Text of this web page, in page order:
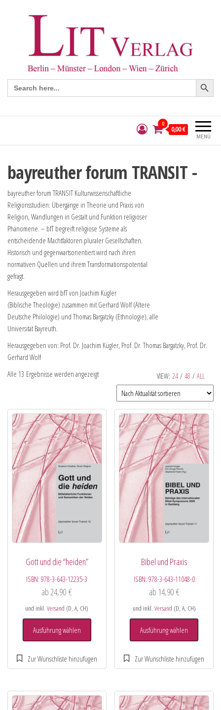
Search
for:
Search Button
MENÜ
0
0,00 €
bayreuther forum TRANSIT -
bayreuther forum TRANSIT Kulturwissenschaftliche
Religionsstudien: Übergänge in Theorie und Praxis von
Religion, Wandlungen in Gestalt und Funktion religiöser
Phänomene. – bfT begreift religiöse Systeme als
entscheidende Machtfaktoren pluraler Gesellschaften.
Historisch und gegenwartsorientiert wird nach ihren
normativen Quellen und ihrem Transformationspotential
gefragt.
Herausgegeben wird bfT von Joachim Kügler
(Biblische Theologie) zusammen mit Gerhard Wolf (Ältere
Deutsche Philologie) und Thomas Bargatzky (Ethnologie), alle
Universität Bayreuth.
Herausgegeben von: Prof. Dr. Joachim Kügler, Prof. Dr. Thomas Bargatzky, Prof. Dr.
Gerhard Wolf
VIEW: 24 / 48 / ALL
Alle 13 Ergebnisse werden angezeigt
Gott und die “heiden”
ISBN:978-3-643-12235-3
ab24,90€
und inkl.Versand (D, A, CH)
Ausführung wählen
Bibel und Praxis
ISBN: 978-3-643-11048-0
ab 14,90 €
und inkl. Versand (D, A, CH)
Ausführung wählen